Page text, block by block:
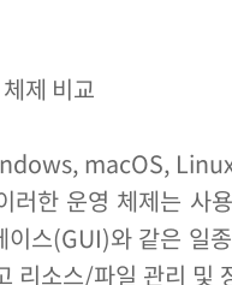
제 비교
macOS,
러한 운영 체제는 사
스(GUI)와 같은 일
리소스/파일 관리 및